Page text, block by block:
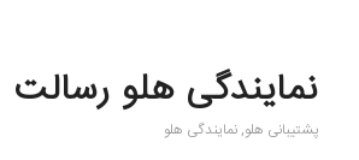
نمایندگی هلو رسالت
پشتیبانی هلو,نمایندگی هلو